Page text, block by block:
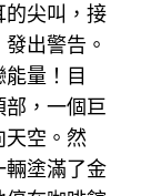
的尖叫，接
出警告。
能量！目
，一個巨
天空。然
輛塗滿了金